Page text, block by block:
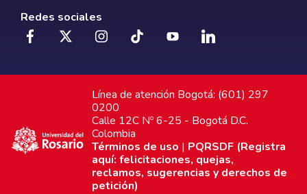
Redes sociales
Línea de atención Bogotá: (601) 297
0200
Calle 12C Nº 6-25 - Bogotá D.C.
Colombia
Términos de uso | PQRSDF (Registra
aquí: felicitaciones, quejas,
reclamos, sugerencias y derechos de
petición)